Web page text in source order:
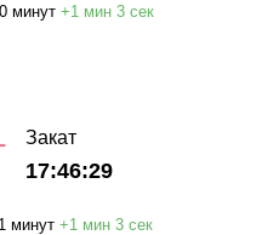
минут +1 мин 3 сек
Закат
17:46:29
минут +1 мин 3 сек